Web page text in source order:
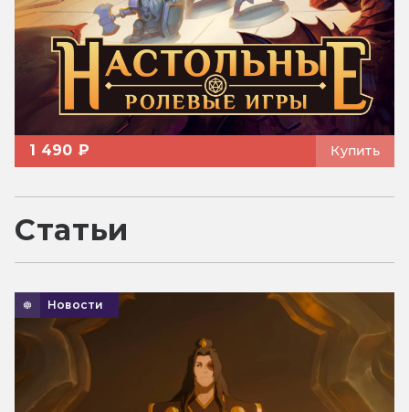
1 490 ₽ Купить
Статьи
Новости